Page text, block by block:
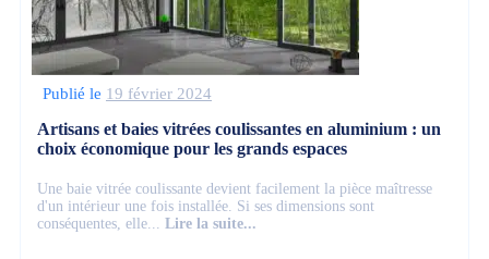
Publié le 19 février 2024
Artisans et baies vitrées coulissantes en aluminium : un
choix économique pour les grands espaces
Une baie vitrée coulissante devient facilement la pièce maîtresse
d'un intérieur une fois installée. Si ses dimensions sont
conséquentes, elle... Lire la suite...